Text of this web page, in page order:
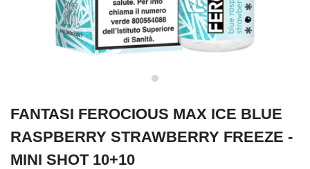
FANTASI FEROCIOUS MAX ICE BLUE
RASPBERRY STRAWBERRY FREEZE -
MINI SHOT 10+10